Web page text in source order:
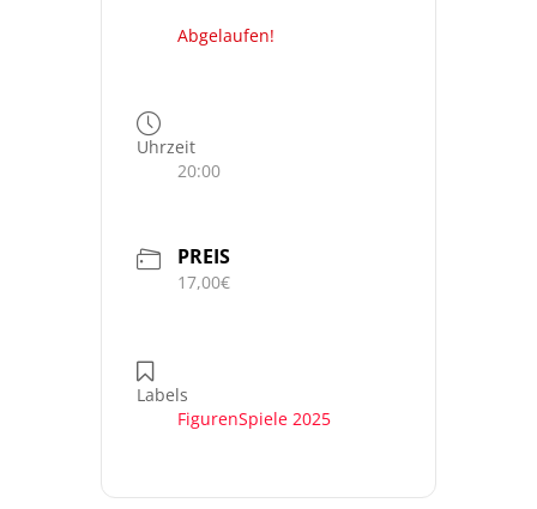
Abgelaufen!
Uhrzeit
20:00
PREIS
17,00€
Labels
FigurenSpiele 2025